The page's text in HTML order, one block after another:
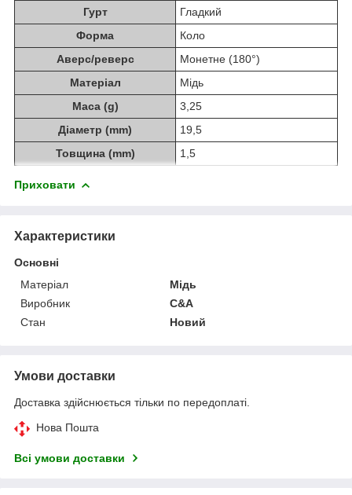
Гурт
Гладкий
Форма
Коло
Аверс/реверс
Монетне (180°)
Матеріал
Мідь
Маса (g)
3,25
Діаметр (mm)
19,5
Товщина (mm)
1,5
Приховати
Характеристики
Основні
Матеріал
Мідь
Виробник
C&A
Стан
Новий
Умови доставки
Доставка здійснюється тільки по передоплаті.
Нова Пошта
Всі умови доставки